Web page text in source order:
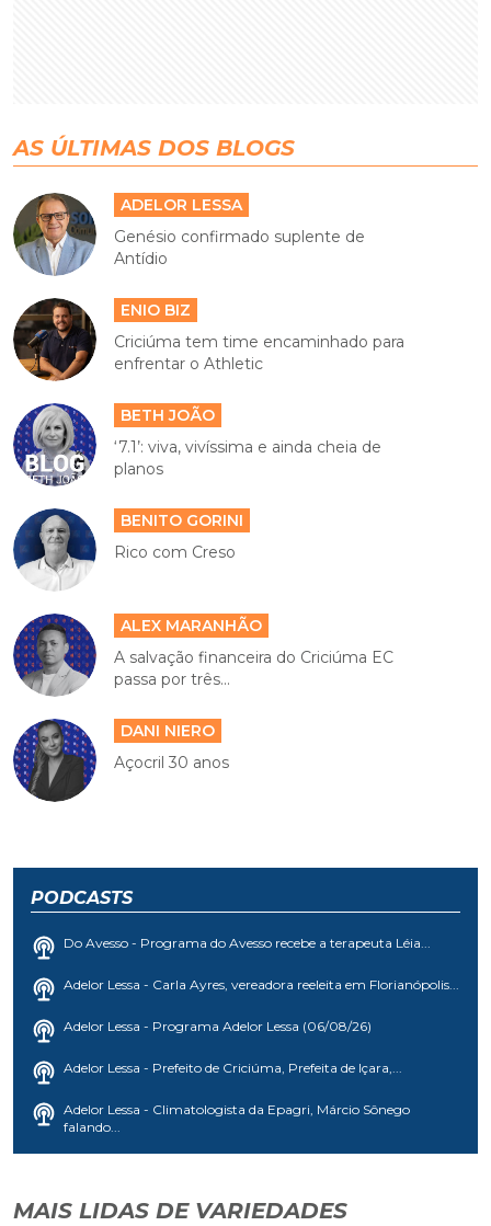
AS ÚLTIMAS DOS BLOGS
ADELOR LESSA
Genésio confirmado suplente de
Antídio
ENIO BIZ
Criciúma tem time encaminhado para
enfrentar o Athletic
BETH JOÃO
‘7.1’: viva, vivíssima e ainda cheia de
planos
BENITO GORINI
Rico com Creso
ALEX MARANHÃO
A salvação financeira do Criciúma EC
passa por três...
DANI NIERO
Açocril 30 anos
PODCASTS
Do Avesso - Programa do Avesso recebe a terapeuta Léia...
Adelor Lessa - Carla Ayres, vereadora reeleita em Florianópolis...
Adelor Lessa - Programa Adelor Lessa (06/08/26)
Adelor Lessa - Prefeito de Criciúma, Prefeita de Içara,...
Adelor Lessa - Climatologista da Epagri, Márcio Sônego
falando...
MAIS LIDAS DE VARIEDADES